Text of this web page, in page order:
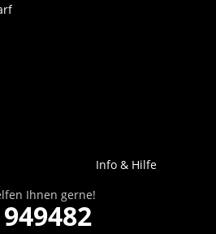
Ihnen gerne!
Info & Hilfe